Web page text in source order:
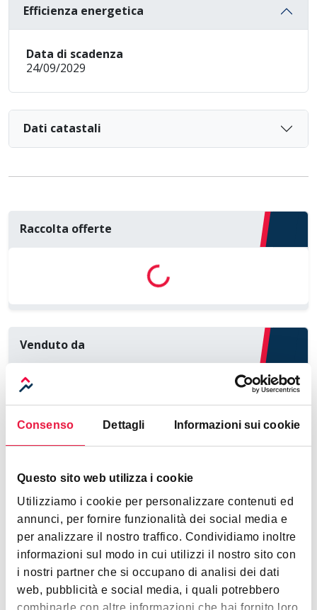
Consenso Dettagli Informazioni sui cookie
Questo sito web utilizza i cookie
Utilizziamo i cookie per personalizzare contenuti ed
annunci, per fornire funzionalità dei social media e
per analizzare il nostro traffico. Condividiamo inoltre
informazioni sul modo in cui utilizzi il nostro sito con
i nostri partner che si occupano di analisi dei dati
web, pubblicità e social media, i quali potrebbero
combinarle con altre informazioni che hai fornito loro
Efficienza energetica
Data di scadenza
24/09/2029
Dati catastali
Raccolta offerte
Loading...
Venduto da
Rete Aste Real Estate S.r.l.Livorno
callMostra telefono
contact_support
Richiedi informazioni
bookmark_add
Richiedi visita